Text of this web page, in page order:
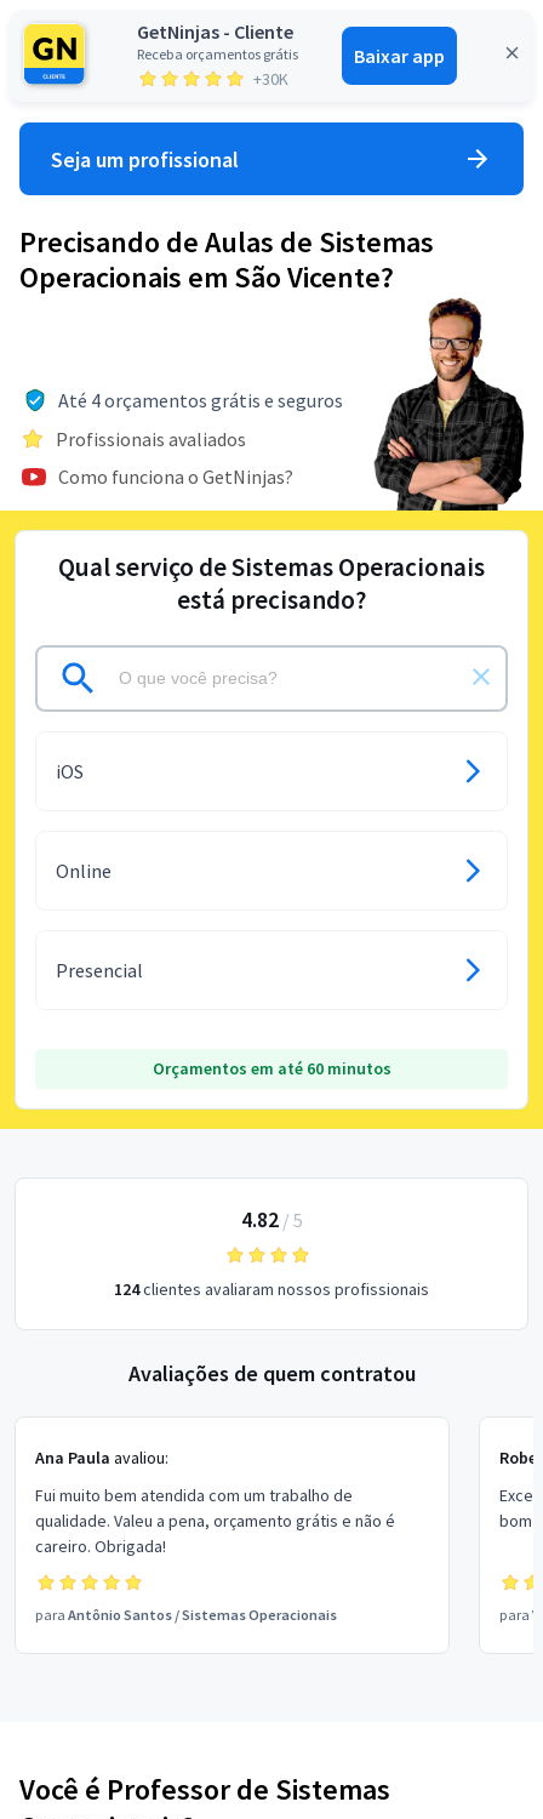
GetNinjas - Cliente
Receba orçamentos grátis
+30K
Baixar app
Entrar
Seja um profissional
Precisando de Aulas de Sistemas
Operacionais em São Vicente?
Até 4 orçamentos grátis e seguros
Profissionais avaliados
Como funciona o GetNinjas?
Qual serviço de Sistemas Operacionais
está precisando?
iOS
Online
Presencial
Orçamentos em até 60 minutos
4.82/ 5
124clientes avaliaram nossos profissionais
Avaliações de quem contratou
Ana Paula avaliou:
Fui muito bem atendida com um trabalho de
qualidade. Valeu a pena, orçamento grátis e não é
careiro. Obrigada!
para Antônio Santos /Sistemas Operacionais
bom
para
Você é Professor de Sistemas